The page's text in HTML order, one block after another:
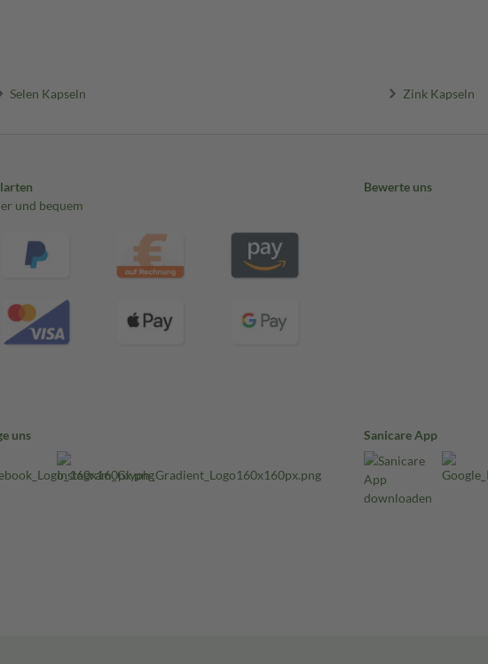
Selen Kapseln Zink Kapseln
und bequem
Bewerte uns
uns Sanicare App